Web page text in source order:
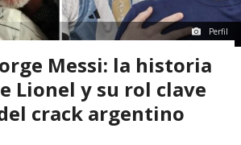
Perfil
Messi: la historia
Lionel y su rol clave
crack argentino